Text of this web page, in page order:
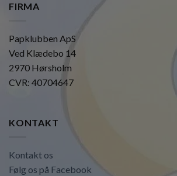
FIRMA
Papklubben ApS
Ved Klædebo 14
2970 Hørsholm
CVR: 40704647
KONTAKT
Kontakt os
Følg os på Facebook